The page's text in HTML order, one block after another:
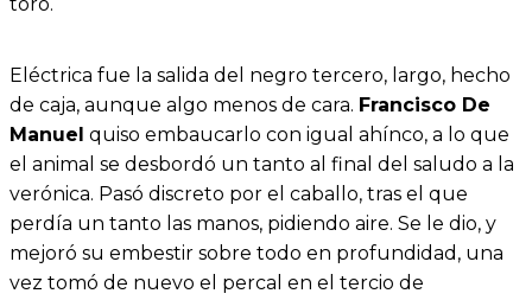
Eléctrica fue la salida del negro tercero, largo, hecho
de caja, aunque algo menos de cara. Francisco De
Manuel quiso embaucarlo con igual ahínco, a lo que
el animal se desbordó un tanto al final del saludo a la
verónica. Pasó discreto por el caballo, tras el que
perdía un tanto las manos, pidiendo aire. Se le dio, y
mejoró su embestir sobre todo en profundidad, una
vez tomó de nuevo el percal en el tercio de